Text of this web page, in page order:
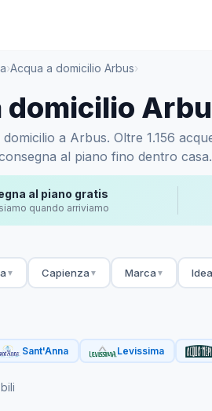
›Acqua a domicilio Arbus›
domicilio
a Arbus. Oltre 1.156
al piano fino dentro
al piano gratis
quando arriviamo
▼ Capienza ▼ Marca ▼
Sant'Anna Levissima